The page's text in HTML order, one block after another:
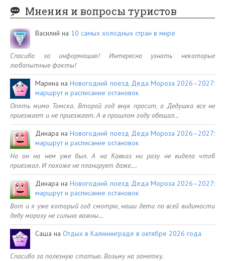
Мнения и вопросы туристов
Василий на 10 самых холодных стран в мире
Спасибо за информацию! Интересно узнать некоторые
любопытные факты!
Марина наНовогодний поезд Деда Мороза 2026–2027:
маршрут и расписание остановок
Опять мимо Томска. Второй год внук просит, а Дедушка все не
приезжает и не приезжает. А в прошлом году обещал…
Динара наНовогодний поезд Деда Мороза 2026–2027:
маршрут и расписание остановок
Но он на нем уже был. А на Кавказ ни разу не видела чтоб
приезжал. И похоже не планирует даже.…
Динара наНовогодний поезд Деда Мороза 2026–2027:
маршрут и расписание остановок
Вот и я уже который год смотрю, наши дети по всей видимости
деду морозу не сильно важны…
Саша на Отдых в Калининграде в октябре 2026 года
Спасибо за полезную статью. Возьму на заметку.